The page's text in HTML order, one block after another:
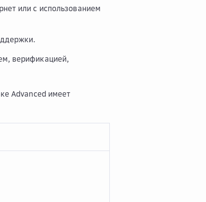
или с использованием
верификацией,
Advanced имеет